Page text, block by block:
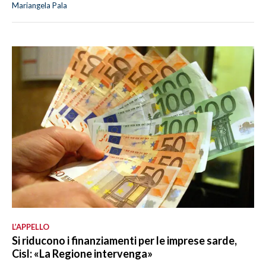
Mariangela Pala
L’APPELLO
Si riducono i finanziamenti per le imprese sarde,
Cisl: «La Regione intervenga»